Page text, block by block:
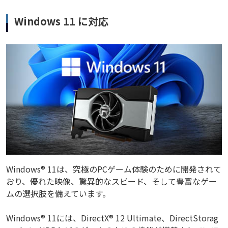
Windows 11 に対応
Windows® 11は、究極のPCゲーム体験のために開発されて
おり、優れた映像、驚異的なスピード、そして豊富なゲー
ムの選択肢を備えています。
Windows® 11には、DirectX® 12 Ultimate、DirectStorag